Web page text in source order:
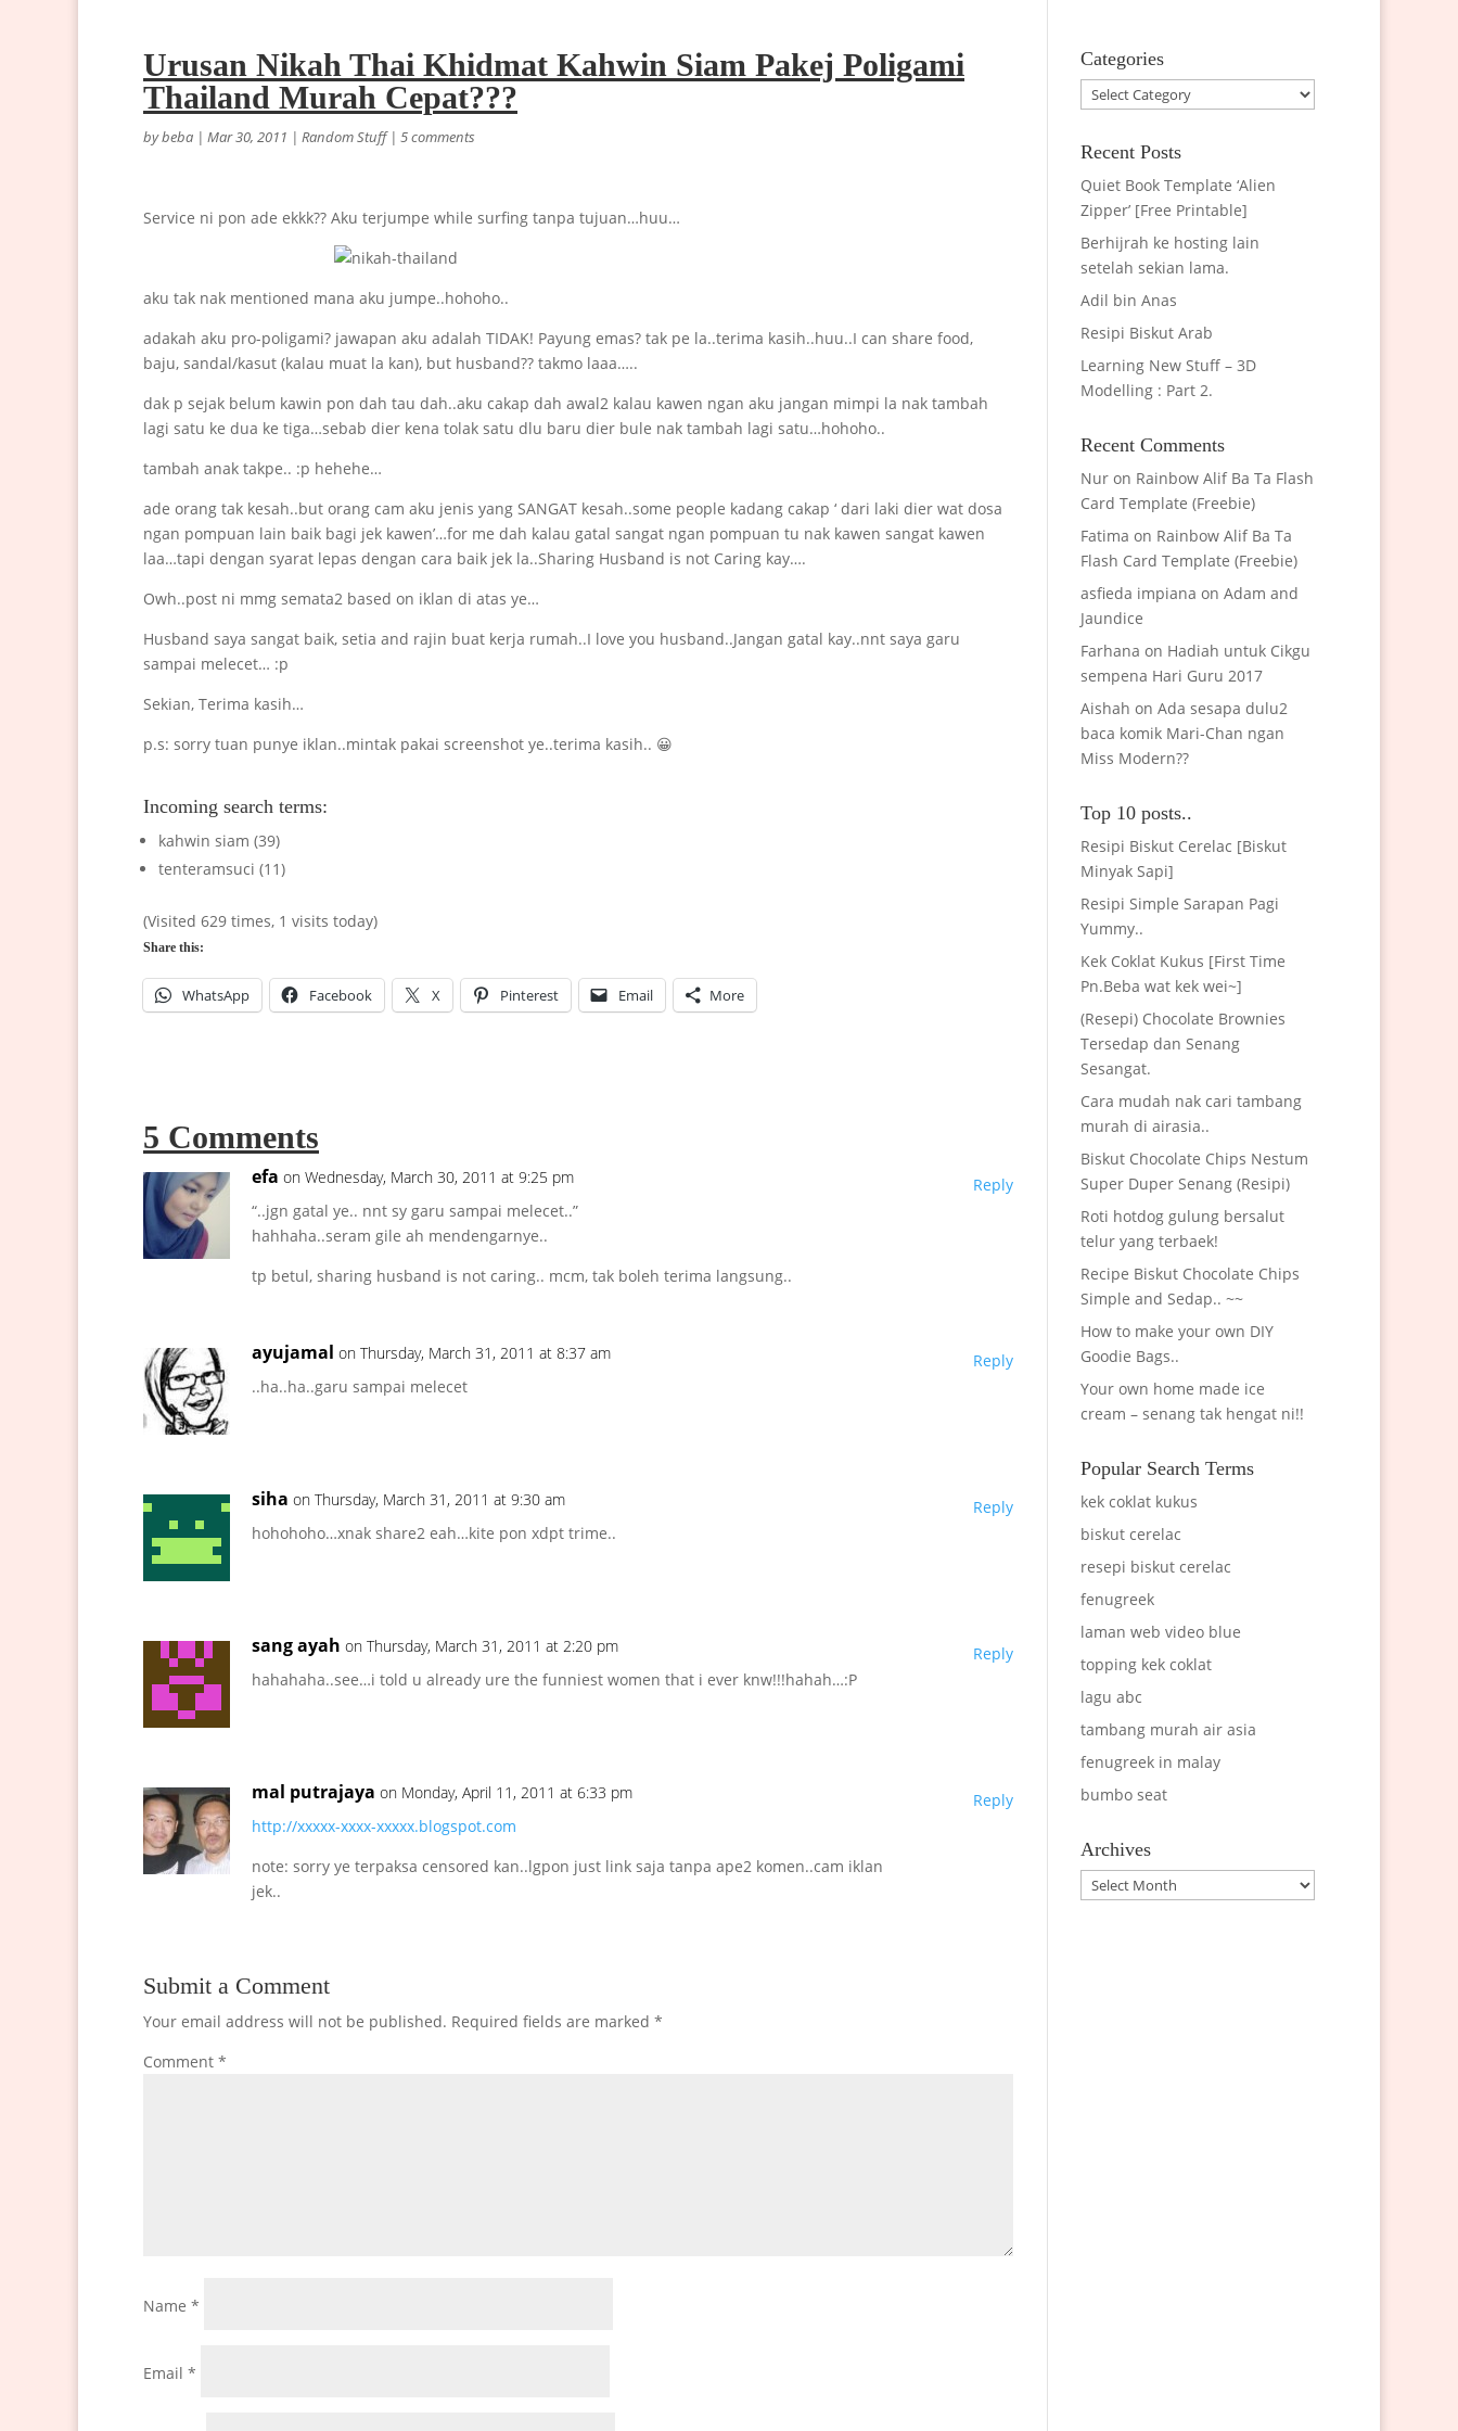
Urusan Nikah Thai Khidmat Kahwin Siam Pakej Poligami
Thailand Murah Cepat???
bybeba | Mar 30, 2011 | Random Stuff| 5 comments
Service ni pon ade ekkk?? Aku terjumpe while surfing tanpa tujuan…huu…
aku tak nak mentioned mana aku jumpe..hohoho..
adakah aku pro-poligami? jawapan aku adalah TIDAK! Payung emas? tak pe la..terima kasih..huu..I can share food,
baju, sandal/kasut (kalau muat la kan), but husband?? takmo laaa…..
dak p sejak belum kawin pon dah tau dah..aku cakap dah awal2 kalau kawen ngan aku jangan mimpi la nak tambah
lagi satu ke dua ke tiga…sebab dier kena tolak satu dlu baru dier bule nak tambah lagi satu…hohoho..
tambah anak takpe.. :p hehehe…
ade orang tak kesah..but orang cam aku jenis yang SANGAT kesah..some people kadang cakap ‘ dari laki dier wat dosa
ngan pompuan lain baik bagi jek kawen’…for me dah kalau gatal sangat ngan pompuan tu nak kawen sangat kawen
laa…tapi dengan syarat lepas dengan cara baik jek la..Sharing Husband is not Caring kay….
Owh..post ni mmg semata2 based on iklan di atas ye…
Husband saya sangat baik, setia and rajin buat kerja rumah..I love you husband..Jangan gatal kay..nnt saya garu
sampai melecet… :p
Sekian, Terima kasih…
p.s: sorry tuan punye iklan..mintak pakai screenshot ye..terima kasih.. 😀
Incoming search terms:
kahwin siam (39)
tenteramsuci (11)
(Visited 629 times, 1 visits today)
Share this:
WhatsApp Facebook X Pinterest Email More
5 Comments
efa on Wednesday, March 30, 2011 at 9:25 pm
“..jgn gatal ye.. nnt sy garu sampai melecet..”
hahhaha..seram gile ah mendengarnye..
tp betul, sharing husband is not caring.. mcm, tak boleh terima langsung..
Reply
ayujamal on Thursday, March 31, 2011 at 8:37 am
..ha..ha..garu sampai melecet
Reply
siha on Thursday, March 31, 2011 at 9:30 am
hohohoho…xnak share2 eah…kite pon xdpt trime..
Reply
sang ayah on Thursday, March 31, 2011 at 2:20 pm
hahahaha..see…i told u already ure the funniest women that i ever knw!!!hahah…:P
Reply
mal putrajaya on Monday, April 11, 2011 at 6:33 pm
http://xxxxx-xxxx-xxxxx.blogspot.com
note: sorry ye terpaksa censored kan..lgpon just link saja tanpa ape2 komen..cam iklan
jek..
Reply
Submit a Comment
Your email address will not be published. Required fields are marked *
Comment *
Name *
Email *
Categories
Categories
Recent Posts
Quiet Book Template ‘Alien
Zipper’ [Free Printable]
Berhijrah ke hosting lain
setelah sekian lama.
Adil bin Anas
Resipi Biskut Arab
Learning New Stuff – 3D
Modelling : Part 2.
Recent Comments
Nur on Rainbow Alif Ba Ta Flash
Card Template (Freebie)
Fatima on Rainbow Alif Ba Ta
Flash Card Template (Freebie)
asfieda impiana onAdam and
Jaundice
Farhana on Hadiah untuk Cikgu
sempena Hari Guru 2017
Aishah onAda sesapa dulu2
baca komik Mari-Chan ngan
Miss Modern??
Top 10 posts..
Resipi Biskut Cerelac [Biskut
Minyak Sapi]
Resipi Simple Sarapan Pagi
Yummy..
Kek Coklat Kukus [First Time
Pn.Beba wat kek wei~]
(Resepi) Chocolate Brownies
Tersedap dan Senang
Sesangat.
Cara mudah nak cari tambang
murah di airasia..
Biskut Chocolate Chips Nestum
Super Duper Senang (Resipi)
Roti hotdog gulung bersalut
telur yang terbaek!
Recipe Biskut Chocolate Chips
Simple and Sedap.. ~~
How to make your own DIY
Goodie Bags..
Your own home made ice
cream – senang tak hengat ni!!
Popular Search Terms
kek coklat kukus
biskut cerelac
resepi biskut cerelac
fenugreek
laman web video blue
topping kek coklat
lagu abc
tambang murah air asia
fenugreek in malay
bumbo seat
Archives
Archives